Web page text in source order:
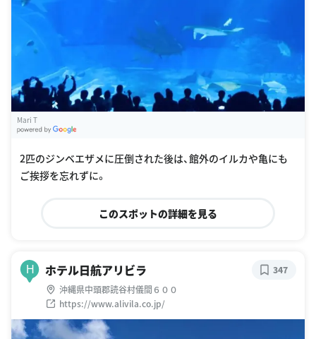
Mari T
2匹のジンベエザメに圧倒された後は、館外のイルカや亀にも
ご挨拶を忘れずに。
このスポットの詳細を見る
H ホテル日航アリビラ
沖縄県中頭郡読谷村儀間６００
https://www.alivila.co.jp/
347